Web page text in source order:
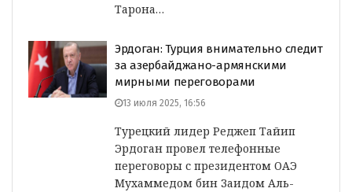
Тарона…
Эрдоган: Турция внимательно следит
за азербайджано-армянскими
мирными переговорами
13 июля 2025, 16:56
Турецкий лидер Реджеп Тайип
Эрдоган провел телефонные
переговоры с президентом ОАЭ
Мухаммедом бин Заидом Аль-